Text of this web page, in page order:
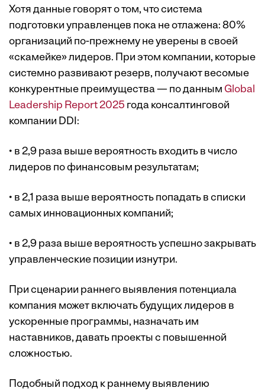
Хотя данные говорят о том, что система
подготовки управленцев пока не отлажена: 80%
организаций по-прежнему не уверены в своей
«скамейке» лидеров. При этом компании, которые
системно развивают резерв, получают весомые
конкурентные преимущества — по данным Global
Leadership Report 2025 года консалтинговой
компании DDI:
• в 2,9 раза выше вероятность входить в число
лидеров по финансовым результатам;
• в 2,1 раза выше вероятность попадать в списки
самых инновационных компаний;
• в 2,9 раза выше вероятность успешно закрывать
управленческие позиции изнутри.
При сценарии раннего выявления потенциала
компания может включать будущих лидеров в
ускоренные программы, назначать им
наставников, давать проекты с повышенной
сложностью.
Подобный подход к раннему выявлению